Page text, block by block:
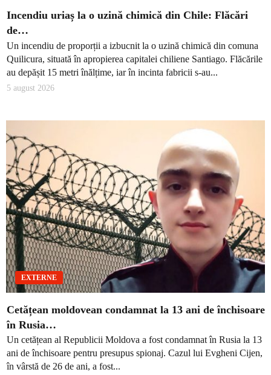
Incendiu uriaș la o uzină chimică din Chile: Flăcări
de…
Un incendiu de proporții a izbucnit la o uzină chimică din comuna
Quilicura, situată în apropierea capitalei chiliene Santiago. Flăcările
au depășit 15 metri înălțime, iar în incinta fabricii s-au...
5 august 2026
EXTERNE
Cetățean moldovean condamnat la 13 ani de închisoare
în Rusia…
Un cetățean al Republicii Moldova a fost condamnat în Rusia la 13
ani de închisoare pentru presupus spionaj. Cazul lui Evgheni Cijen,
în vârstă de 26 de ani, a fost...